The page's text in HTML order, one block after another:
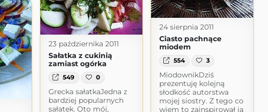
24 sierpnia 2011
Ciasto pachnące
miodem
554 3
MiodownikDziś
prezentuję kolejną
słodkość autorstwa
mojej siostry. Z tego co
wiem to zainspirował ją
23 października 2011
Sałatka z cukinią
zamiast ogórka
549 0
Grecka sałatkaJedna z
bardziej popularnych
sałatek. Oto mój,